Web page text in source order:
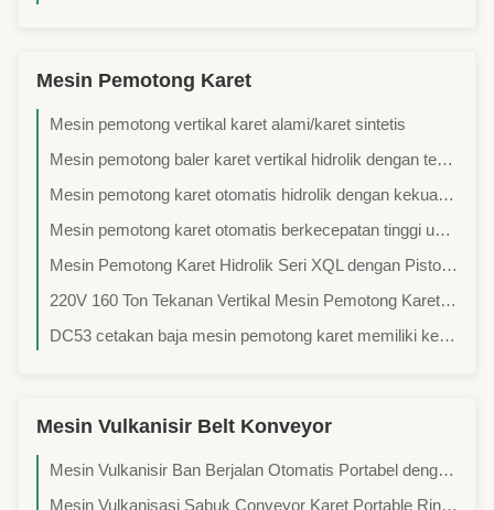
Mesin Pemotong Karet
Mesin pemotong vertikal karet alami/karet sintetis
Mesin pemotong baler karet vertikal hidrolik dengan tekanan pemotongan 80ton 160ton 210ton untuk baler karet
Mesin pemotong karet otomatis hidrolik dengan kekuatan pemotongan 8T untuk aplikasi pemotong bale
Mesin pemotong karet otomatis berkecepatan tinggi untuk tabung dan strip karet dengan kapasitas 100 pcs/min
Mesin Pemotong Karet Hidrolik Seri XQL dengan Piston Tunggal dan Kontrol Otomatis untuk Pemotongan Bal Karet
220V 160 Ton Tekanan Vertikal Mesin Pemotong Karet Untuk Memotong Karet Alam Karet Sintetis
DC53 cetakan baja mesin pemotong karet memiliki kebisingan rendah dan pemotongan bersih
Mesin Vulkanisir Belt Konveyor
Mesin Vulkanisir Ban Berjalan Otomatis Portabel dengan Tekanan 2.0Mpa untuk Perbaikan Industri
Mesin Vulkanisasi Sabuk Conveyor Karet Portable Ringan dengan Lebar Sabuk 800mm Panjang Splice 900mm dan Jumlah Balok 12 PCS